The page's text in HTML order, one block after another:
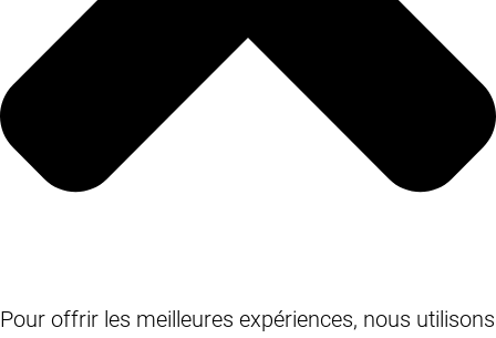
Pour offrir les meilleures expériences, nous utilisons